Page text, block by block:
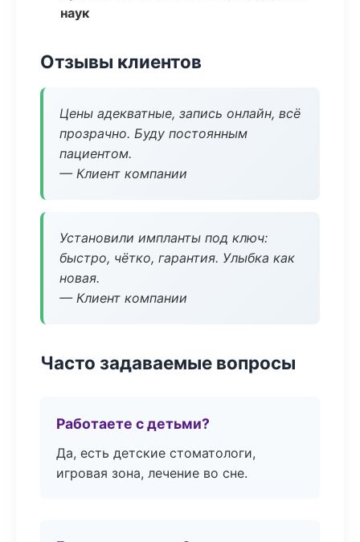
наук
Отзывы клиентов
Цены адекватные, запись онлайн, всё
прозрачно. Буду постоянным
пациентом.
— Клиент компании
Установили импланты под ключ:
быстро, чётко, гарантия. Улыбка как
новая.
— Клиент компании
Часто задаваемые вопросы
Работаете с детьми?
Да, есть детские стоматологи,
игровая зона, лечение во сне.